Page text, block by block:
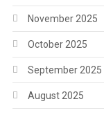
November 2025
October 2025
September 2025
August 2025